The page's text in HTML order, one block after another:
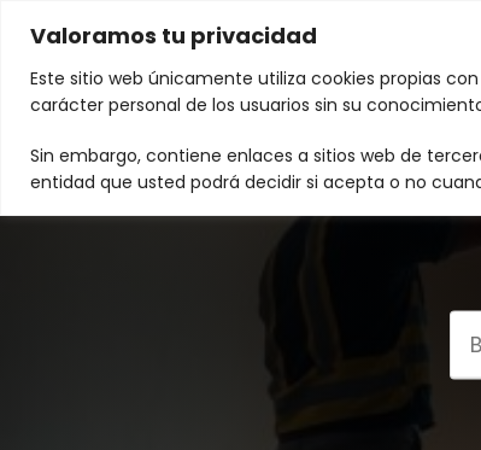
Valoramos tu privacidad
Este sitio web únicamente utiliza cookies propias
carácter personal de los usuarios sin su
Sin embargo, contiene enlaces a sitios web de
entidad que usted podrá decidir si acepta o no